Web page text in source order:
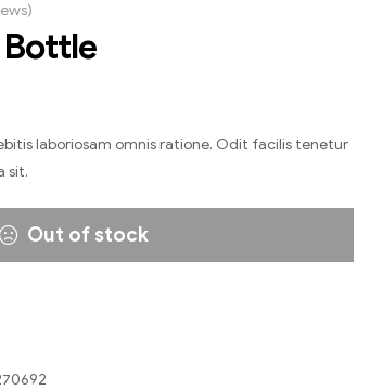
laboriosam omnis ratione. Odit facilis tenetur
sit.
Out of stock